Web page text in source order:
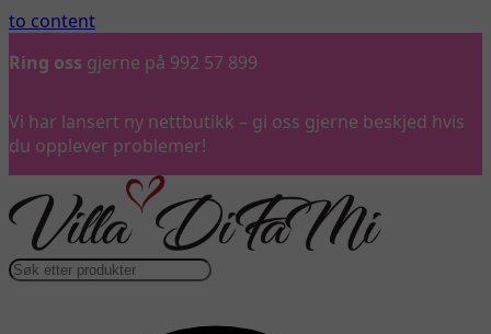
to content
Ring oss gjerne på 992 57 899
Vi har lansert ny nettbutikk – gi oss gjerne beskjed hvis
du opplever problemer!